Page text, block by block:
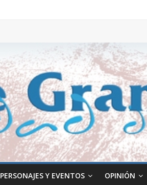
PERSONAJES Y EVENTOS OPINIÓN